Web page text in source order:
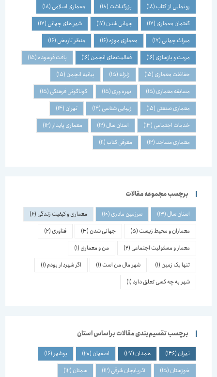
رونمایی از کتاب(18) بزرگداشت(18) معماری اسلامی(18)
گفتمان معماری(17) جهانی شدن(17) شهر های جهانی(17)
میراث جهانی(17) معماری موزه(16) منظر تاریخی(16)
مرمت و بازسازی(16) فعالیت‌های انجمن(16) بافت فرسوده(15)
حفاظت معماری(15) زلزله(15) بیانیه انجمن(15)
مسابقه معماری(15) بهره وری(15) گوناگونی فرهنگی(15)
معماری صنعتی(15) زیبایی شناسی(14) تهران(14)
خدمات اجتماعی(13) استان سال(12) معماری پایدار(12)
معماری مساجد(12) معرفی کتاب(11)
برچسب مجموعه مقالات
استان سال(13) سرزمین مادری(10) معماری و کیفیت زندگی(6)
معماران و محیط زیست(5) جهانی شدن(3) فناوری(2)
معمار و مسئولیت اجتماعی(2) من و معماری(1)
تنها یک زمین(1) شهر مال من است(1) اگر شهردار بودم(1)
شهر به چه کسی تعلق دارد(1)
برچسب تقسیم‌بندی مقالات براساس استان
تهران(146) همدان(27) اصفهان(20) بوشهر(16)
خوزستان(15) آذربایجان شرقی(12) سمنان(12)